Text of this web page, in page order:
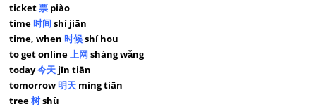
ticket票 piào
time时间shí jiān
time, when时候shí hou
to get online上网 shàng wǎng
today今天 jīn tiān
tomorrow明天 míng tiān
tree树shù